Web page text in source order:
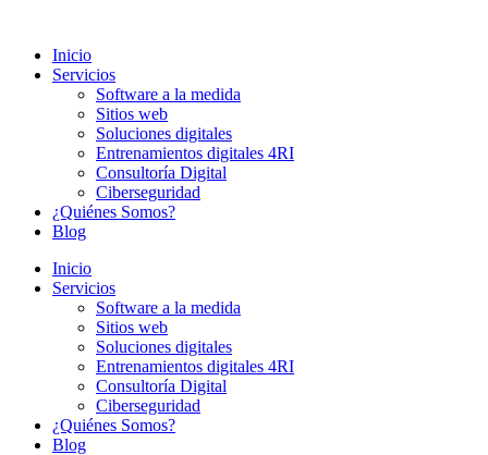
contenido
Inicio
Servicios
Software a la medida
Sitios web
Soluciones digitales
Entrenamientos digitales 4RI
Consultoría Digital
Ciberseguridad
¿Quiénes Somos?
Blog
Inicio
Servicios
Software a la medida
Sitios web
Soluciones digitales
Entrenamientos digitales 4RI
Consultoría Digital
Ciberseguridad
¿Quiénes Somos?
Blog